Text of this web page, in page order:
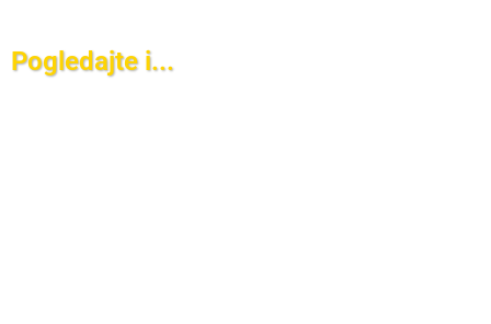
Pogledajte i...